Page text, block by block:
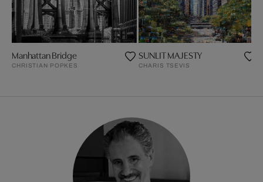
Manhattan Bridge
CHRISTIAN POPKES
SUNLIT MAJESTY
CHARIS TSEVIS